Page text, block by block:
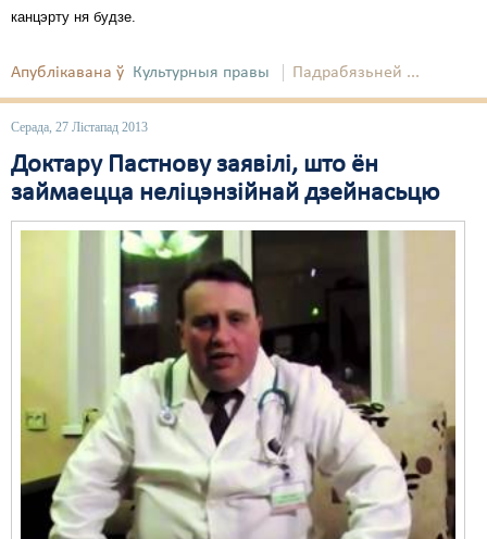
канцэрту ня будзе.
Апублікавана ў Культурныя правы Падрабязьней ...
Серада, 27 Лістапад 2013
Доктару Пастнову заявілі, што ён
займаецца неліцэнзійнай дзейнасьцю